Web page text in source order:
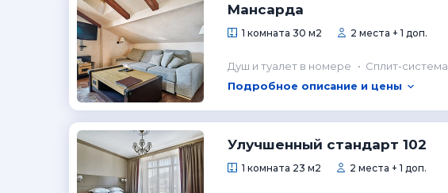
Мансарда
1 комната 30 м2 2 места + 1 доп.
Душ и туалет в номере Сплит-система
Подробное описание и цены
Улучшенный стандарт 102
1 комната 23 м2 2 места + 1 доп.